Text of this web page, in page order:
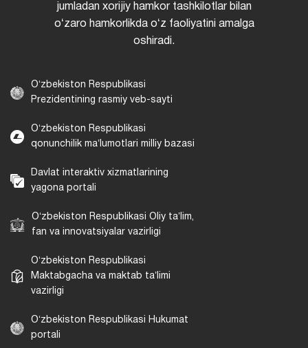
jumladan xorijiy hamkor tashkilotlar bilan
oʻzaro hamkorlikda oʻz faoliyatini amalga
oshiradi.
Oʻzbekiston Respublikasi
Prezidentining rasmiy veb-sayti
Oʻzbekiston Respublikasi
qonunchilik maʼlumotlari milliy bazasi
Davlat interaktiv xizmatlarining
yagona portali
Oʻzbekiston Respublikasi Oliy taʼlim,
fan va innovatsiyalar vazirligi
Oʻzbekiston Respublikasi
Maktabgacha va maktab taʼlimi
vazirligi
Oʻzbekiston Respublikasi Hukumat
portali